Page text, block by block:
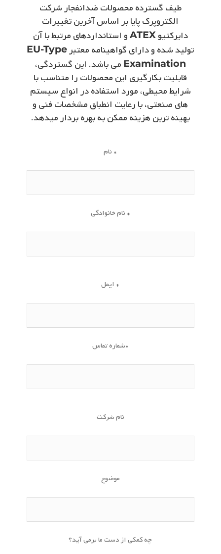
طیف گسترده محصولات ضدانفجار شرکت
الکتروپرک­ پایا بر اساس آخرین تغییرات
دایرکتیوATEX و استانداردهای مرتبط با آن
تولید شده و دارای گواهینامه معتبرEU-Type
Examination می ­باشد. این گستردگی،
قابلیت بکارگیری این محصولات را متناسب با
شرایط محیطی، مورد استفاده در انواع سیستم
­های صنعتی، با رعایت انطباق مشخصات فنی و
بهینه ­ترین هزینه ممکن به بهره­ بردار میدهد.
نام *
نام خانوادگی *
ایمل *
شماره تماس*
نام شرکت
موضوع
چه کمکی از دست ما برمی آید؟